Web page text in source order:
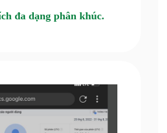
đa dạng phân khúc.